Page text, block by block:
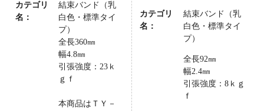
カテゴリ
名：
結束バンド（乳
白色・標準タイ
プ）
全長360㎜
幅4.8㎜
引張強度：23ｋ
ｇｆ
本商品はＴＹ－
カテゴリ
名：
結束バンド（乳
白色・標準タイ
プ）
全長92㎜
幅2.4㎜
引張強度：8ｋｇ
ｆ